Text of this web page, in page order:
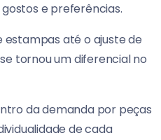
e preferências.
estampas até o ajuste de
tornou um diferencial no
da demanda por peças
de cada